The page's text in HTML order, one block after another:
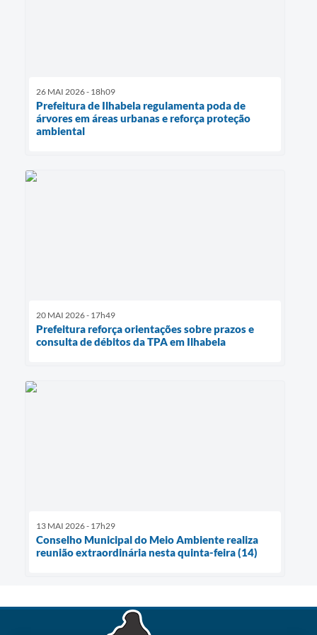
26 MAI 2026 - 18h09
Prefeitura de Ilhabela regulamenta poda de
árvores em áreas urbanas e reforça proteção
ambiental
20 MAI 2026 - 17h49
Prefeitura reforça orientações sobre prazos e
consulta de débitos da TPA em Ilhabela
13 MAI 2026 - 17h29
Conselho Municipal do Meio Ambiente realiza
reunião extraordinária nesta quinta-feira (14)